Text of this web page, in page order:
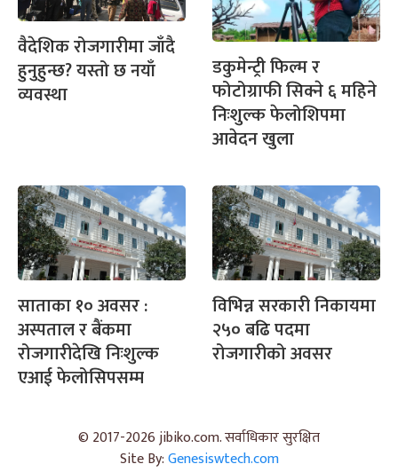
वैदेशिक रोजगारीमा जाँदै
हुनुहुन्छ? यस्तो छ नयाँ
व्यवस्था
डकुमेन्ट्री फिल्म र
फोटोग्राफी सिक्ने ६ महिने
निःशुल्क फेलोशिपमा
आवेदन खुला
साताका १० अवसर :
अस्पताल र बैंकमा
रोजगारीदेखि निःशुल्क
एआई फेलोसिपसम्म
विभिन्न सरकारी निकायमा
२५० बढि पदमा
रोजगारीको अवसर
© 2017-2026 jibiko.com. सर्वाधिकार सुरक्षित
Site By:Genesiswtech.com